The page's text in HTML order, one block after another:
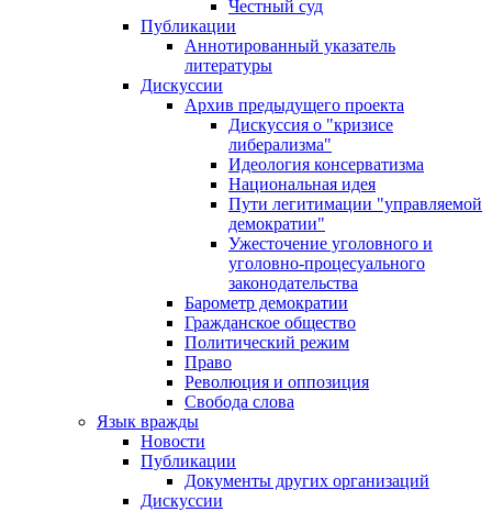
Честный суд
Публикации
Аннотированный указатель
литературы
Дискуссии
Архив предыдущего проекта
Дискуссия о "кризисе
либерализма"
Идеология консерватизма
Национальная идея
Пути легитимации "управляемой
демократии"
Ужесточение уголовного и
уголовно-процесуального
законодательства
Барометр демократии
Гражданское общество
Политический режим
Право
Революция и оппозиция
Свобода слова
Язык вражды
Новости
Публикации
Документы других организаций
Дискуссии